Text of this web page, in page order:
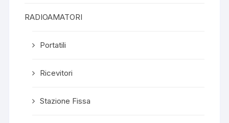
RADIOAMATORI
Portatili
Ricevitori
Stazione Fissa